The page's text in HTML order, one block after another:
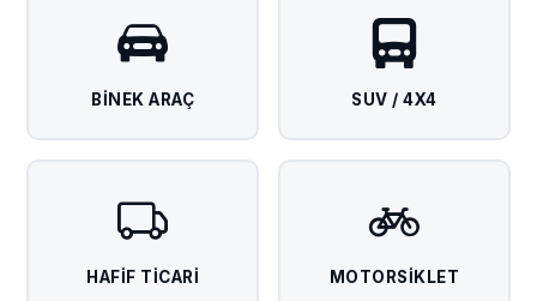
BINEK ARAÇ SUV / 4X4
HAFIF TICARI MOTORSIKLET